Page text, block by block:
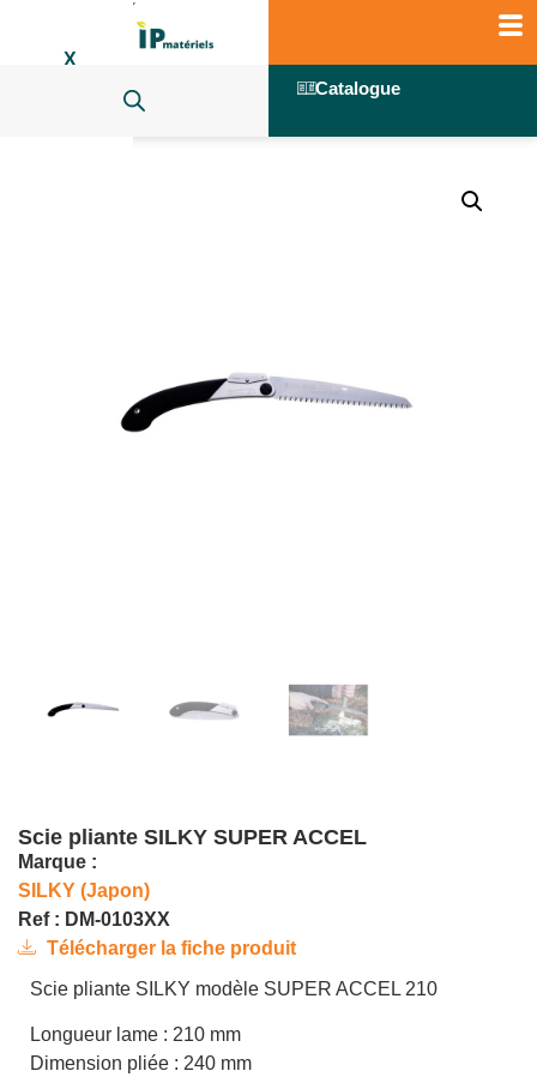
X
Catalogue
Scie pliante SILKY SUPER ACCEL
Marque :
SILKY (Japon)
Ref : DM-0103XX
Télécharger la fiche produit
Scie pliante SILKY modèle SUPER ACCEL 210
Longueur lame : 210 mm
Dimension pliée : 240 mm